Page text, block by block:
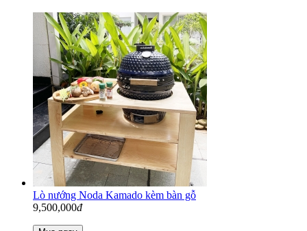
Lò nướng Noda Kamado kèm bàn gỗ
9,500,000đ